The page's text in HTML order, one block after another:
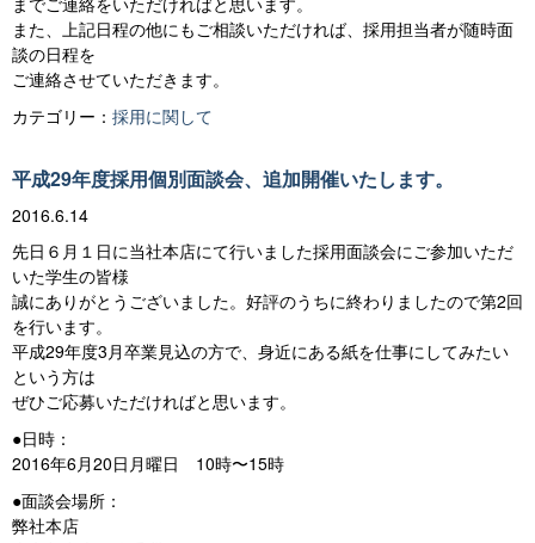
また、上記日程の他にもご相談いただければ、採用担当者が随時面
談の日程を
ご連絡させていただきます。
カテゴリー： 採用に関して
平成29年度採用個別面談会、追加開催いたします。
2016.6.14
先日６月１日に当社本店にて行いました採用面談会にご参加いただ
いた学生の皆様
誠にありがとうございました。好評のうちに終わりましたので第2回
を行います。
平成29年度3月卒業見込の方で、身近にある紙を仕事にしてみたい
という方は
ぜひご応募いただければと思います。
●日時：
2016年6月20日月曜日 10時〜15時
●面談会場所：
弊社本店